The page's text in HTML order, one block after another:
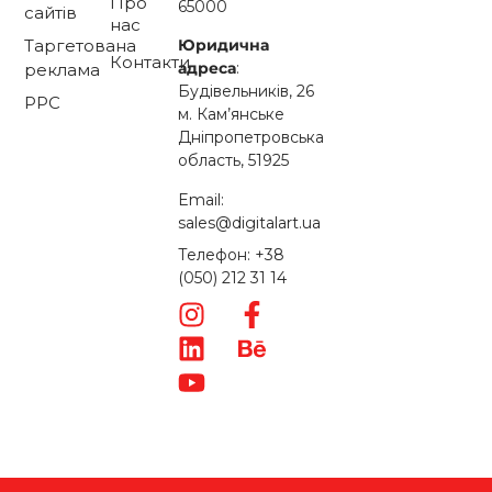
нас
Контакти
сайтів
Таргетована
реклама
PPC
65000
Юридична
адреса:
Будівельників, 26
м. Кам’янське
Дніпропетровська
область, 51925
Email:
sales@digitalart.ua
Телефон: +38
(050) 212 31 14